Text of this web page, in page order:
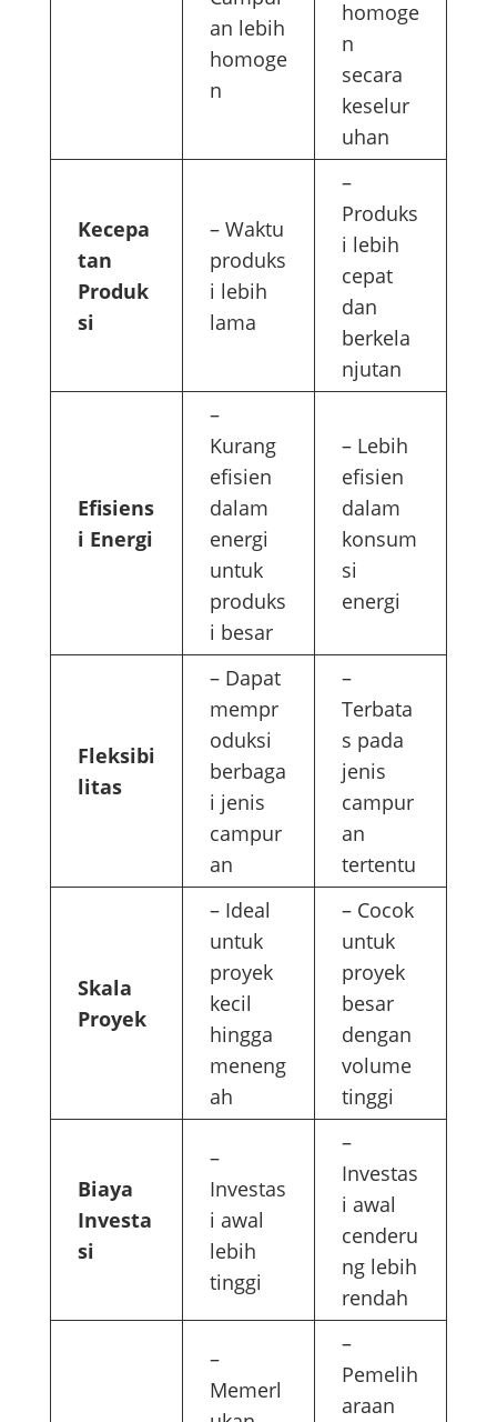
an lebih
homoge
n
homoge
n
secara
keselur
uhan
Kecepa
tan
Produk
si
– Waktu
produks
i lebih
lama
–
Produks
i lebih
cepat
dan
berkela
njutan
Efisiens
i Energi
–
Kurang
efisien
dalam
energi
untuk
produks
i besar
– Lebih
efisien
dalam
konsum
si
energi
Fleksibi
litas
– Dapat
mempr
oduksi
berbaga
i jenis
campur
an
–
Terbata
s pada
jenis
campur
an
tertentu
Skala
Proyek
– Ideal
untuk
proyek
kecil
hingga
meneng
ah
– Cocok
untuk
proyek
besar
dengan
volume
tinggi
Biaya
Investa
si
–
Investas
i awal
lebih
tinggi
–
Investas
i awal
cenderu
ng lebih
rendah
–
Memerl
–
Pemelih
araan